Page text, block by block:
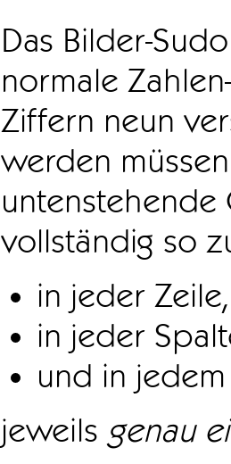
Das Bilder-
normale
Ziffern neun
werden
vollständig so
in jeder Zeile,
in jeder
und in
jeweils genau